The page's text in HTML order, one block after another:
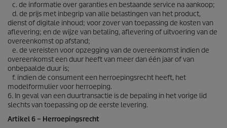
c. de informatie over garanties en bestaande service na aankoop;
d. de prijs met inbegrip van alle belastingen van het product,
dienst of digitale inhoud; voor zover van toepassing de kosten van
aflevering; en de wijze van betaling, aflevering of uitvoering van de
overeenkomst op afstand;
e. de vereisten voor opzegging van de overeenkomst indien de
overeenkomst een duur heeft van meer dan één jaar of van
onbepaalde duur is;
f. indien de consument een herroepingsrecht heeft, het
modelformulier voor herroeping.
6. In geval van een duurtransactie is de bepaling in het vorige lid
slechts van toepassing op de eerste levering.
Artikel 6 – Herroepingsrecht